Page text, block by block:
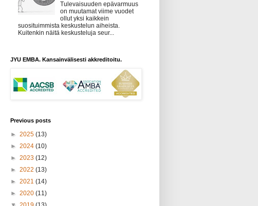
Tulevaisuuden epävarmuus
on muutamat viime vuodet
ollut yksi kaikkein
suosituimmista keskustelun aiheista.
Kuitenkin näitä keskusteluja seur...
JYU EMBA. Kansainvälisesti akkreditoitu.
Previous posts
► 2025 (13)
► 2024 (10)
► 2023 (12)
► 2022 (13)
► 2021 (14)
► 2020 (11)